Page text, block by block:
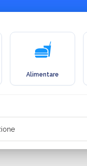
Alimentare